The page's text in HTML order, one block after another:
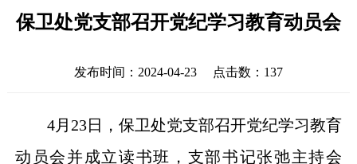
保卫处党支部召开党纪学习教育动员会
发布时间：2024-04-23 点击数： 137
4月23日，保卫处党支部召开党纪学习教育
动员会并成立读书班，支部书记张弛主持会